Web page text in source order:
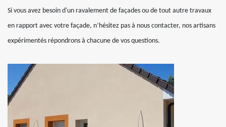
Si vous avez besoin d'un ravalement de façades ou de tout autre travaux
en rapport avec votre façade, n’hésitez pas à nous contacter, nos artisans
expérimentés répondrons à chacune de vos questions.